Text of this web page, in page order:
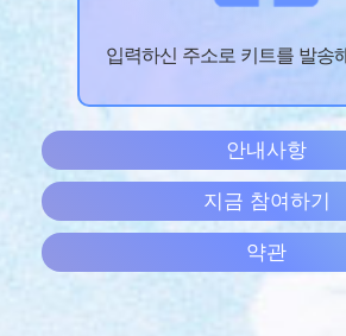
입력하신 주소로 키트를 발송
안내사항
지금 참여하기
약관